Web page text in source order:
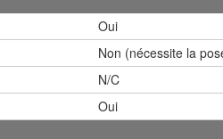
Oui
Non (nécessite la
N/C
Oui